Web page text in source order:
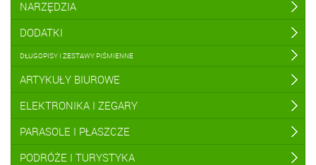
NARZĘDZIA
DODATKI
DŁUGOPISY I ZESTAWY PIŚMIENNE
ARTYKUŁY BIUROWE
ELEKTRONIKA I ZEGARY
PARASOLE I PŁASZCZE
PODRÓŻE I TURYSTYKA